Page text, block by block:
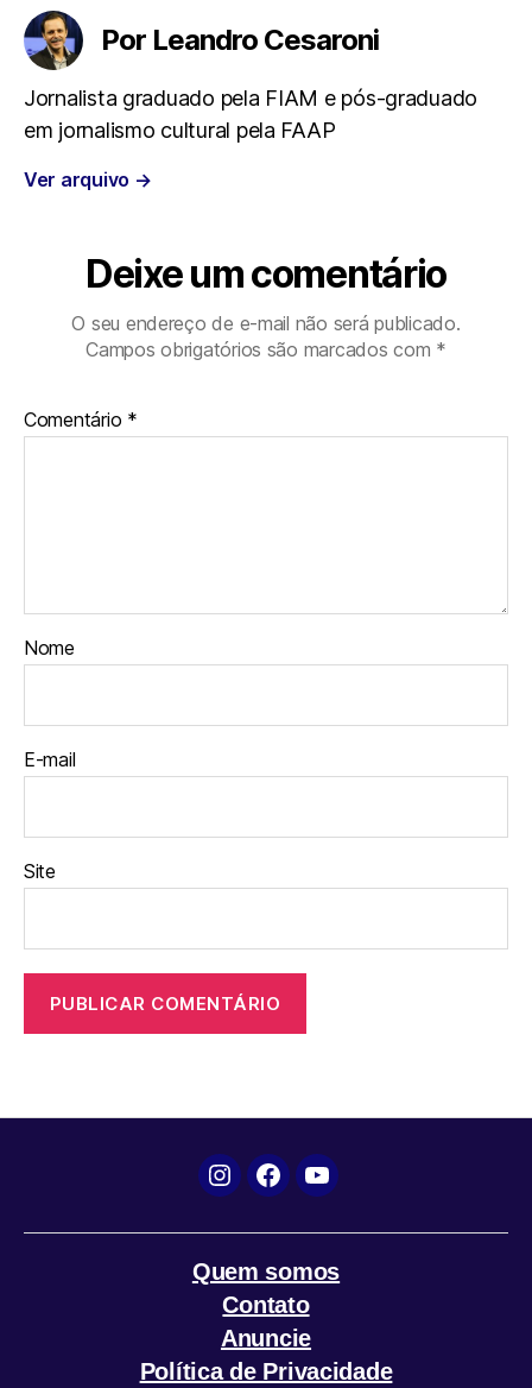
o
o
e A r
Por Leandro Cesaroni
Jornalista graduado pela FIAM e pós-graduado
em jornalismo cultural pela FAAP
Ver arquivo →
Deixe um comentário
O seu endereço de e-mail não será publicado.
Campos obrigatórios são marcados com *
Comentário *
Nome
E-mail
Site
Instagram
FacebookYouTube
Quem somos
Contato
Anuncie
Política de Privacidade